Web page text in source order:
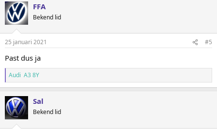
FFA
Bekend lid
25 januari 2021 #5
Past dus ja
Audi A3 8Y
Sal
Bekend lid